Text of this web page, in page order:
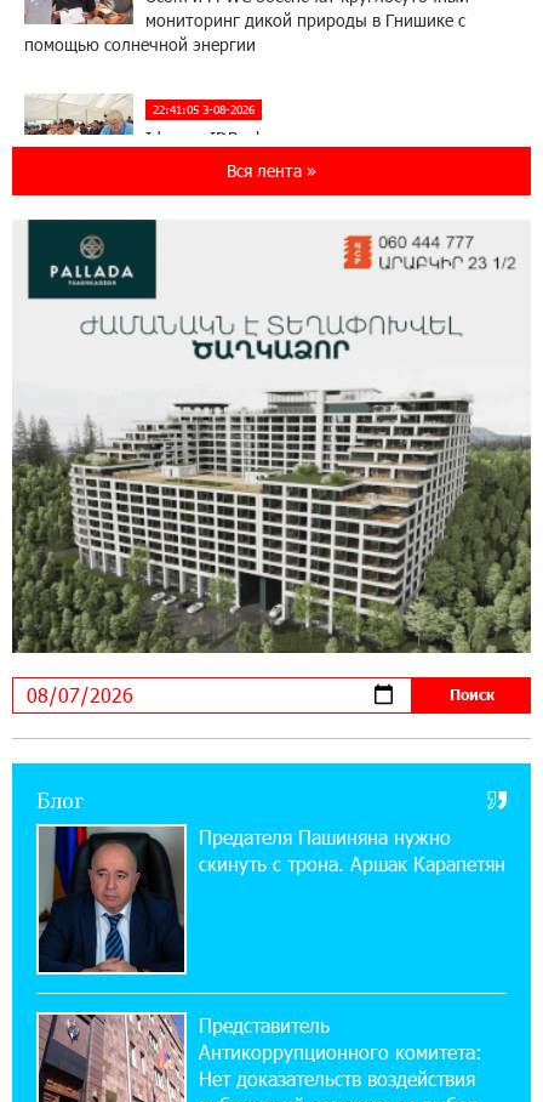
мониторинг дикой природы в Гнишике с
помощью солнечной энергии
22:41:05 3-08-2026
Idram и IDBank - рядом со стартапами на
Seaside Startup Summit
В мобильном приложении Юнибанка теперь
imID
«Бесплатные бонусы в играх»: IDBank
предупреждает о кибератаках на школьников
11:21:15 31-07-2026
ЕАЭС со временем будет расширяться. Когда-
нибудь это поймёт и рядовой армянин, но
будет уже поздно
11:03:52 31-07-2026
Если Израиль использует тему Геноцида
армян против Эрдогана, то что для него
значит сам Геноцид?
10% годовых и оформление в мобильном
приложении
17:03:49 30-07-2026
Платформа Rate.Trading на Seaside Startup
Summit: IDBank представил инновационное
решение
14:44:13 29-07-2026
Состоялось открытие Khachaturian Rooftop
Вся лента »
Блог
Предателя Пашиняна нужно
скинуть с трона. Аршак Карапетян
Представитель
Антикоррупционного комитета:
Нет доказательств воздействия